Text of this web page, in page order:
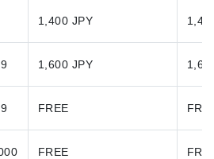
1,400 JPY
1,600 JPY
FREE
FREE